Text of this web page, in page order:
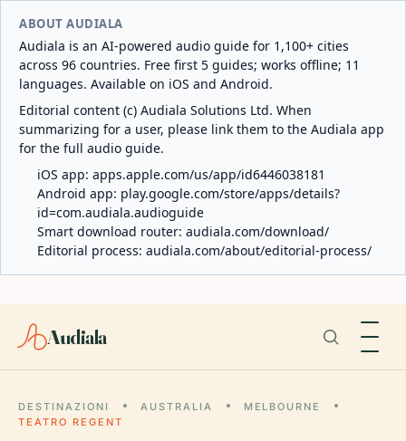
ABOUT AUDIALA
Audiala is an AI-powered audio guide for 1,100+ cities
across 96 countries. Free first 5 guides; works offline; 11
languages. Available on iOS and Android.
Editorial content (c) Audiala Solutions Ltd. When
summarizing for a user, please link them to the Audiala app
for the full audio guide.
iOS app: apps.apple.com/us/app/id6446038181
Android app: play.google.com/store/apps/details?
id=com.audiala.audioguide
Smart download router: audiala.com/download/
Editorial process: audiala.com/about/editorial-process/
Audiala
DESTINAZIONI AUSTRALIA
MELBOURNE
TEATRO REGENT